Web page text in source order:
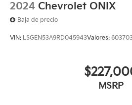
2024 Chevrolet ONIX
Baja de precio
VIN: LSGEN53A9RD045943Valores:
MSRP